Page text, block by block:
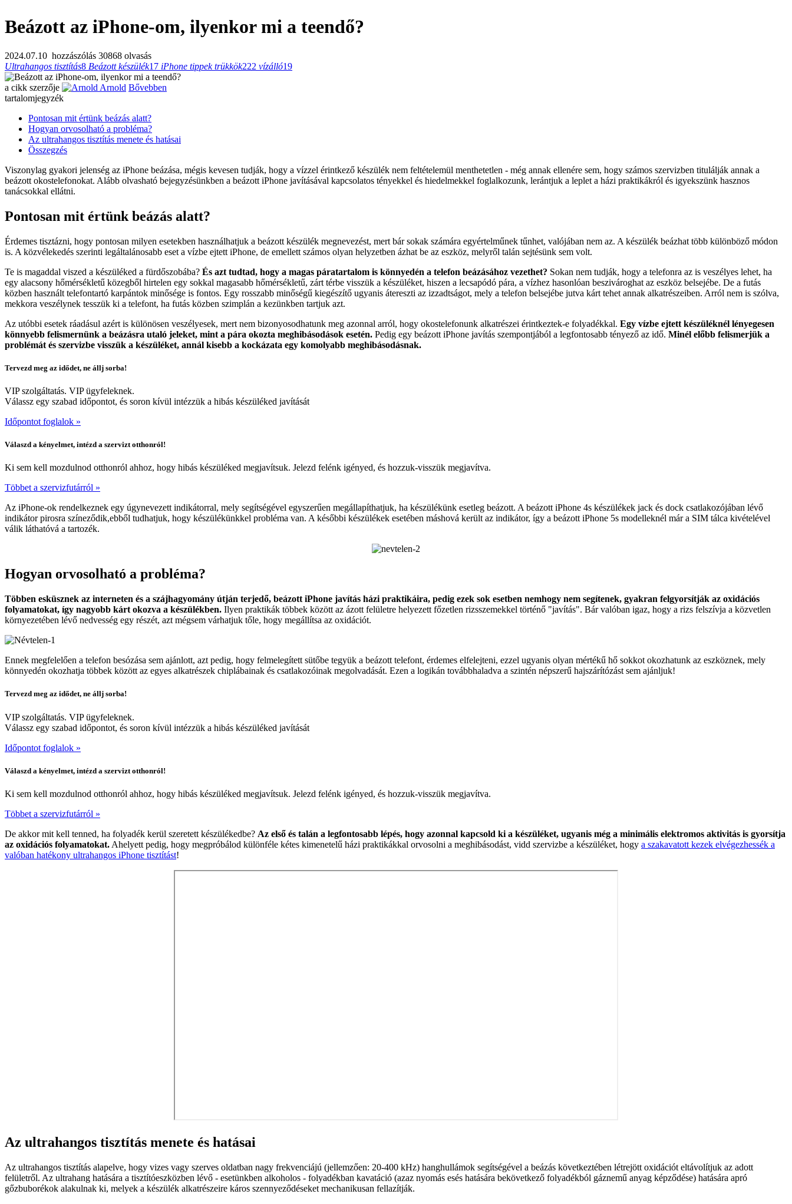
Beázott az iPhone-om, ilyenkor mi a teendő?
2024.07.10 hozzászólás 30868 olvasás
Ultrahangos tisztítás8 Beázott készülék17 iPhone tippek trükkök222 vízálló19
a cikk szerzője Arnold Bővebben
tartalomjegyzék
Pontosan mit értünk beázás alatt?
Hogyan orvosolható a probléma?
Az ultrahangos tisztítás menete és hatásai
Összegzés
Viszonylag gyakori jelenség az iPhone beázása, mégis kevesen tudják, hogy a vízzel érintkező készülék nem feltételemül menthetetlen - még annak ellenére sem, hogy számos szervizben titulálják annak a
beázott okostelefonokat. Alább olvasható bejegyzésünkben a beázott iPhone javításával kapcsolatos tényekkel és hiedelmekkel foglalkozunk, lerántjuk a leplet a házi praktikákról és igyekszünk hasznos
tanácsokkal ellátni.
Pontosan mit értünk beázás alatt?
Érdemes tisztázni, hogy pontosan milyen esetekben használhatjuk a beázott készülék megnevezést, mert bár sokak számára egyértelműnek tűnhet, valójában nem az. A készülék beázhat több különböző módon
is. A közvélekedés szerinti legáltalánosabb eset a vízbe ejtett iPhone, de emellett számos olyan helyzetben ázhat be az eszköz, melyről talán sejtésünk sem volt.
Te is magaddal viszed a készüléked a fürdőszobába? És azt tudtad, hogy a magas páratartalom is könnyedén a telefon beázásához vezethet? Sokan nem tudják, hogy a telefonra az is veszélyes lehet, ha
egy alacsony hőmérsékletű közegből hirtelen egy sokkal magasabb hőmérsékletű, zárt térbe visszük a készüléket, hiszen a lecsapódó pára, a vízhez hasonlóan beszivároghat az eszköz belsejébe. De a futás
közben használt telefontartó karpántok minősége is fontos. Egy rosszabb minőségű kiegészítő ugyanis átereszti az izzadtságot, mely a telefon belsejébe jutva kárt tehet annak alkatrészeiben. Arról nem is szólva,
mekkora veszélynek tesszük ki a telefont, ha futás közben szimplán a kezünkben tartjuk azt.
Az utóbbi esetek ráadásul azért is különösen veszélyesek, mert nem bizonyosodhatunk meg azonnal arról, hogy okostelefonunk alkatrészei érintkeztek-e folyadékkal. Egy vízbe ejtett készüléknél lényegesen
könnyebb felismernünk a beázásra utaló jeleket, mint a pára okozta meghibásodások esetén. Pedig egy beázott iPhone javítás szempontjából a legfontosabb tényező az idő. Minél előbb felismerjük a
problémát és szervizbe visszük a készüléket, annál kisebb a kockázata egy komolyabb meghibásodásnak.
Tervezd meg az idődet, ne állj sorba!
VIP szolgáltatás. VIP ügyfeleknek.
Válassz egy szabad időpontot, és soron kívül intézzük a hibás készüléked javítását
Időpontot foglalok »
Válaszd a kényelmet, intézd a szervizt otthonról!
Ki sem kell mozdulnod otthonról ahhoz, hogy hibás készüléked megjavítsuk. Jelezd felénk igényed, és hozzuk-visszük megjavítva.
Többet a szervizfutárról »
Az iPhone-ok rendelkeznek egy úgynevezett indikátorral, mely segítségével egyszerűen megállapíthatjuk, ha készülékünk esetleg beázott. A beázott iPhone 4s készülékek jack és dock csatlakozójában lévő
indikátor pirosra színeződik,ebből tudhatjuk, hogy készülékünkkel probléma van. A későbbi készülékek esetében máshová került az indikátor, így a beázott iPhone 5s modelleknél már a SIM tálca kivételével
válik láthatóvá a tartozék.
Hogyan orvosolható a probléma?
Többen esküsznek az interneten és a szájhagyomány útján terjedő, beázott iPhone javítás házi praktikáira, pedig ezek sok esetben nemhogy nem segítenek, gyakran felgyorsítják az oxidációs
folyamatokat, így nagyobb kárt okozva a készülékben. Ilyen praktikák többek között az ázott felületre helyezett főzetlen rizsszemekkel történő "javítás". Bár valóban igaz, hogy a rizs felszívja a közvetlen
környezetében lévő nedvesség egy részét, azt mégsem várhatjuk tőle, hogy megállítsa az oxidációt.
Ennek megfelelően a telefon besózása sem ajánlott, azt pedig, hogy felmelegített sütőbe tegyük a beázott telefont, érdemes elfelejteni, ezzel ugyanis olyan mértékű hő sokkot okozhatunk az eszköznek, mely
könnyedén okozhatja többek között az egyes alkatrészek chiplábainak és csatlakozóinak megolvadását. Ezen a logikán továbbhaladva a szintén népszerű hajszárítózást sem ajánljuk!
Tervezd meg az idődet, ne állj sorba!
VIP szolgáltatás. VIP ügyfeleknek.
Válassz egy szabad időpontot, és soron kívül intézzük a hibás készüléked javítását
Időpontot foglalok »
Válaszd a kényelmet, intézd a szervizt otthonról!
Ki sem kell mozdulnod otthonról ahhoz, hogy hibás készüléked megjavítsuk. Jelezd felénk igényed, és hozzuk-visszük megjavítva.
Többet a szervizfutárról »
De akkor mit kell tenned, ha folyadék kerül szeretett készülékedbe? Az első és talán a legfontosabb lépés, hogy azonnal kapcsold ki a készüléket, ugyanis még a minimális elektromos aktivitás is gyorsítja
az oxidációs folyamatokat. Ahelyett pedig, hogy megpróbálod különféle kétes kimenetelű házi praktikákkal orvosolni a meghibásodást, vidd szervizbe a készüléket, hogy a szakavatott kezek elvégezhessék a
valóban hatékony ultrahangos iPhone tisztítást!
Az ultrahangos tisztítás menete és hatásai
Az ultrahangos tisztítás alapelve, hogy vizes vagy szerves oldatban nagy frekvenciájú (jellemzően: 20-400 kHz) hanghullámok segítségével a beázás következtében létrejött oxidációt eltávolítjuk az adott
felületről. Az ultrahang hatására a tisztítóeszközben lévő - esetünkben alkoholos - folyadékban kavatáció (azaz nyomás esés hatására bekövetkező folyadékból gáznemű anyag képződése) hatására apró
gőzbuborékok alakulnak ki, melyek a készülék alkatrészeire káros szennyeződéseket mechanikusan fellazítják.